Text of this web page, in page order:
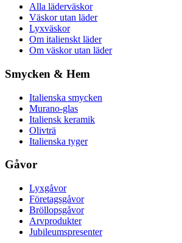
Alla läderväskor
Väskor utan läder
Lyxväskor
Om italienskt läder
Om väskor utan läder
Smycken & Hem
Italienska smycken
Murano-glas
Italiensk keramik
Olivträ
Italienska tyger
Gåvor
Lyxgåvor
Företagsgåvor
Bröllopsgåvor
Arvprodukter
Jubileumspresenter